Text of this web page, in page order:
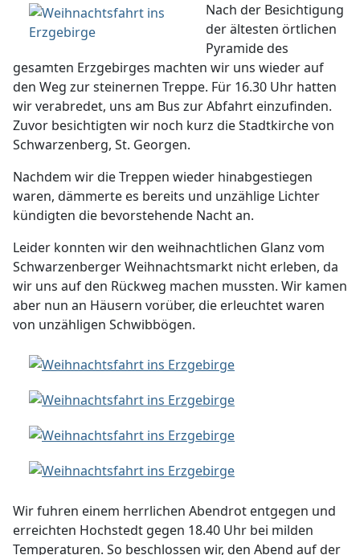
Nach der Besichtigung
der ältesten örtlichen
Pyramide des
gesamten Erzgebirges machten wir uns wieder auf
den Weg zur steinernen Treppe. Für 16.30 Uhr hatten
wir verabredet, uns am Bus zur Abfahrt einzufinden.
Zuvor besichtigten wir noch kurz die Stadtkirche von
Schwarzenberg, St. Georgen.
Nachdem wir die Treppen wieder hinabgestiegen
waren, dämmerte es bereits und unzählige Lichter
kündigten die bevorstehende Nacht an.
Leider konnten wir den weihnachtlichen Glanz vom
Schwarzenberger Weihnachtsmarkt nicht erleben, da
wir uns auf den Rückweg machen mussten. Wir kamen
aber nun an Häusern vorüber, die erleuchtet waren
von unzähligen Schwibbögen.
Wir fuhren einem herrlichen Abendrot entgegen und
erreichten Hochstedt gegen 18.40 Uhr bei milden
Temperaturen. So beschlossen wir, den Abend auf der